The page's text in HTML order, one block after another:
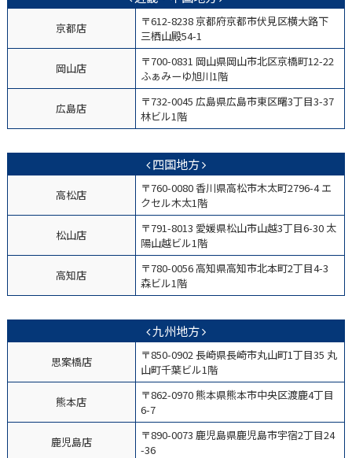
京都店
〒612-8238 京都府京都市伏見区横大路下
三栖山殿54-1
岡山店
〒700-0831 岡山県岡山市北区京橋町12-22
ふぁみーゆ旭川1階
広島店
〒732-0045 広島県広島市東区曙3丁目3-37
林ビル1階
四国地方
高松店
〒760-0080 香川県高松市木太町2796-4 エ
クセル木太1階
松山店
〒791-8013 愛媛県松山市山越3丁目6-30 太
陽山越ビル1階
高知店
〒780-0056 高知県高知市北本町2丁目4-3
森ビル1階
九州地方
思案橋店
〒850-0902 長崎県長崎市丸山町1丁目35 丸
山町千葉ビル1階
熊本店
〒862-0970 熊本県熊本市中央区渡鹿4丁目
6-7
鹿児島店
〒890-0073 鹿児島県鹿児島市宇宿2丁目24
-36